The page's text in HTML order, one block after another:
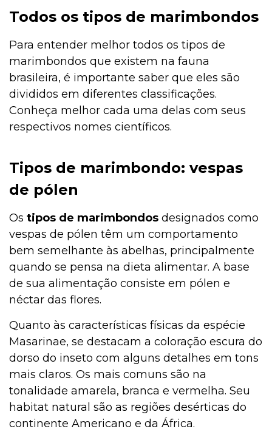
Todos os tipos de marimbondos
Para entender melhor todos os tipos de
marimbondos que existem na fauna
brasileira, é importante saber que eles são
divididos em diferentes classificações.
Conheça melhor cada uma delas com seus
respectivos nomes científicos.
Tipos de marimbondo: vespas
de pólen
Os tipos de marimbondos designados como
vespas de pólen têm um comportamento
bem semelhante às abelhas, principalmente
quando se pensa na dieta alimentar. A base
de sua alimentação consiste em pólen e
néctar das flores.
Quanto às características físicas da espécie
Masarinae, se destacam a coloração escura do
dorso do inseto com alguns detalhes em tons
mais claros. Os mais comuns são na
tonalidade amarela, branca e vermelha. Seu
habitat natural são as regiões desérticas do
continente Americano e da África.